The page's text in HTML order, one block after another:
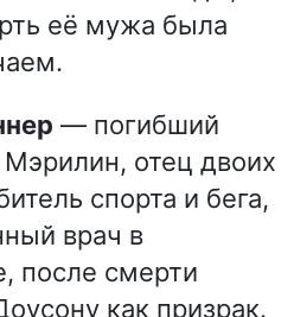
её мужа была
— погибший
отец двоих
спорта и бега,
врач в
после смерти
как призрак.